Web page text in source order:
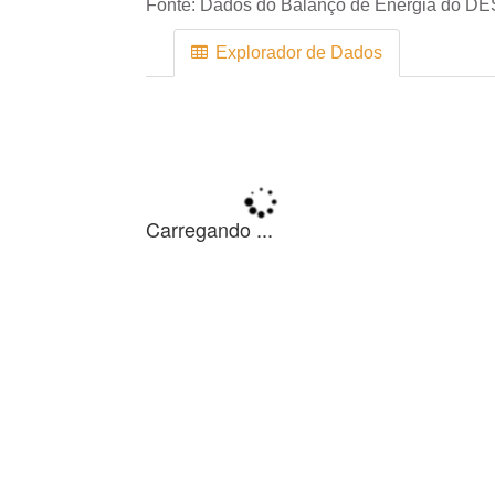
Fonte: Dados do Balanço de Energia do
Explorador de Dados